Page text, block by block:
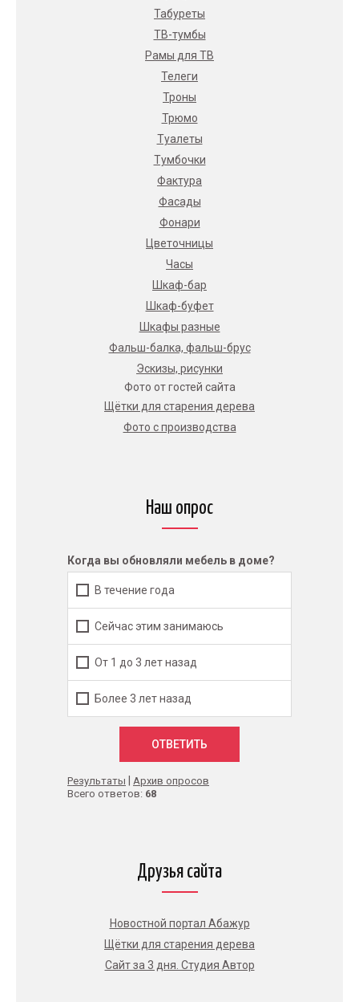
Табуреты
ТВ-тумбы
Рамы для ТВ
Телеги
Троны
Трюмо
Туалеты
Тумбочки
Фактура
Фасады
Фонари
Цветочницы
Часы
Шкаф-бар
Шкаф-буфет
Шкафы разные
Фальш-балка, фальш-брус
Эскизы, рисунки
Фото от гостей сайта
Щётки для старения дерева
Фото с производства
Наш опрос
Когда вы обновляли мебель в доме?
В течение года
Сейчас этим занимаюсь
От 1 до 3 лет назад
Более 3 лет назад
Результаты
Архив опросов
Всего ответов: 68
Друзья сайта
Новостной портал Абажур
Щётки для старения дерева
Сайт за 3 дня. Студия Автор